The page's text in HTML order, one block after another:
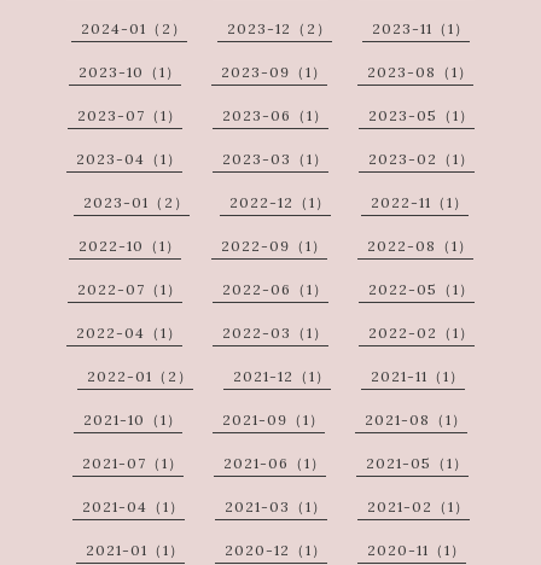
2024-01（2） 2023-12（2） 2023-11（1）
2023-10（1） 2023-09（1） 2023-08（1）
2023-07（1） 2023-06（1） 2023-05（1）
2023-04（1） 2023-03（1） 2023-02（1）
2023-01（2） 2022-12（1） 2022-11（1）
2022-10（1） 2022-09（1） 2022-08（1）
2022-07（1） 2022-06（1） 2022-05（1）
2022-04（1） 2022-03（1） 2022-02（1）
2022-01（2） 2021-12（1） 2021-11（1）
2021-10（1） 2021-09（1） 2021-08（1）
2021-07（1） 2021-06（1） 2021-05（1）
2021-04（1） 2021-03（1） 2021-02（1）
2021-01（1） 2020-12（1） 2020-11（1）